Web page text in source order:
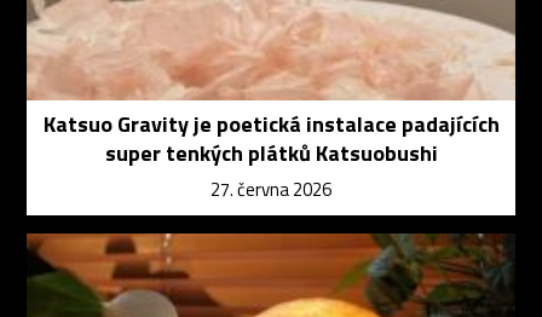
Katsuo Gravity je poetická instalace padajících
super tenkých plátků Katsuobushi
27. června 2026